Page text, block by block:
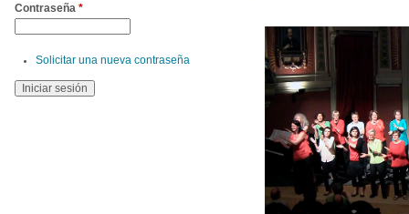
Contraseña *
Solicitar una nueva contraseña